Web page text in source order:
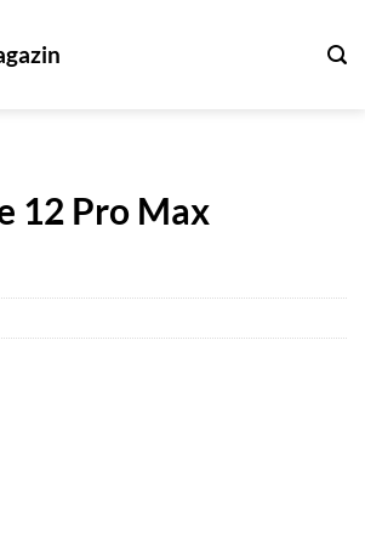
12 Pro Max